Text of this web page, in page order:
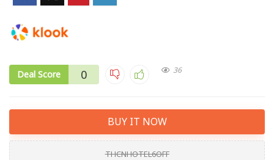
Deal Score 0 36
BUY IT NOW
THCNHOTEL6OFF